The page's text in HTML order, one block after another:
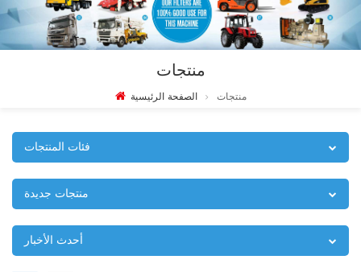
منتجات
الصفحة الرئيسية منتجات
فئات المنتجات
منتجات جديدة
أحدث الأخبار